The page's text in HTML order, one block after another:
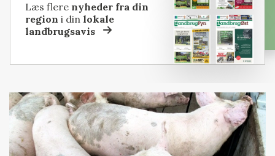
Læs flere nyheder fra din
region i dinlokale
landbrugsavis